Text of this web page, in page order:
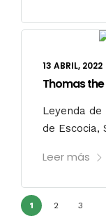
13 ABRIL, 2022
Thomas
Leyenda
de Escocia,
Leer más
1 2 3